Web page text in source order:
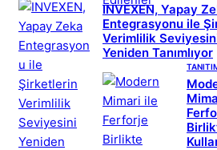
INVEXEN, Yapay
Entegrasyonu ile
Verimlilik
Yeniden Tanımlıyor